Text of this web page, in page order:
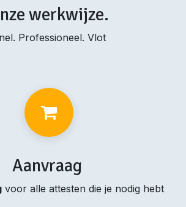
werkwijze.
Professioneel. Vlot
Aanvraag
voor alle attesten die je nodig hebt